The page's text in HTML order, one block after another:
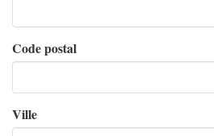
Code postal
Ville